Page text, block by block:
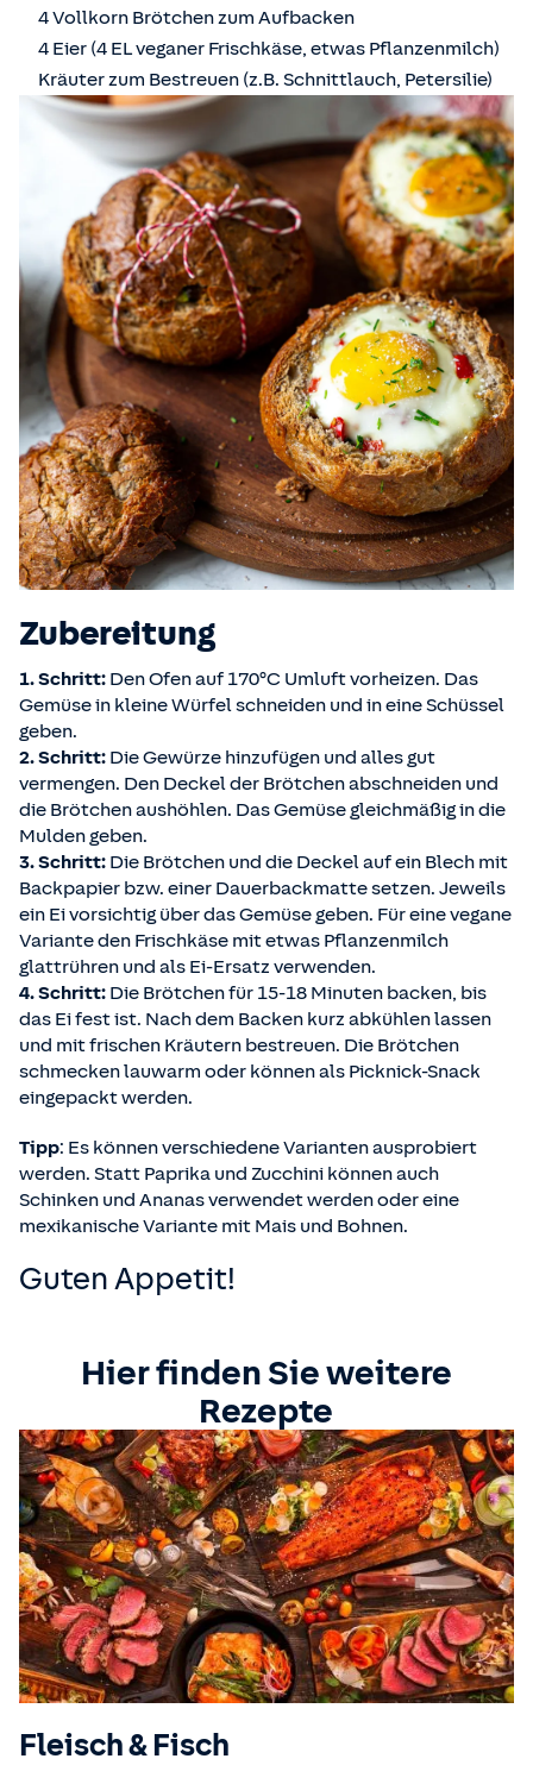
4 Vollkorn Brötchen zum Aufbacken
4 Eier (4 EL veganer Frischkäse, etwas Pflanzenmilch)
Kräuter zum Bestreuen (z.B. Schnittlauch, Petersilie)
Zubereitung
1. Schritt: Den Ofen auf 170°C Umluft vorheizen. Das
Gemüse in kleine Würfel schneiden und in eine Schüssel
geben.
2. Schritt: Die Gewürze hinzufügen und alles gut
vermengen. Den Deckel der Brötchen abschneiden und
die Brötchen aushöhlen. Das Gemüse gleichmäßig in die
Mulden geben.
3. Schritt: Die Brötchen und die Deckel auf ein Blech mit
Backpapier bzw. einer Dauerbackmatte setzen. Jeweils
ein Ei vorsichtig über das Gemüse geben. Für eine vegane
Variante den Frischkäse mit etwas Pflanzenmilch
glattrühren und als Ei-Ersatz verwenden.
4. Schritt: Die Brötchen für 15-18 Minuten backen, bis
das Ei fest ist. Nach dem Backen kurz abkühlen lassen
und mit frischen Kräutern bestreuen. Die Brötchen
schmecken lauwarm oder können als Picknick-Snack
eingepackt werden.
Tipp: Es können verschiedene Varianten ausprobiert
werden. Statt Paprika und Zucchini können auch
Schinken und Ananas verwendet werden oder eine
mexikanische Variante mit Mais und Bohnen.
Guten Appetit!
Hier finden Sie weitere
Rezepte
Fleisch & Fisch